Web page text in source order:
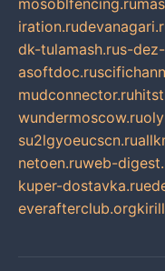
mosoblfencing.ru
iration.ru
dk-tulamash.rus-
asoftdoc.ru
mudconnector.ru
wundermoscow.ru
su2lgyoeucscn.ru
netoen.ruweb-
kuper-dostavka.ru
everafterclub.org